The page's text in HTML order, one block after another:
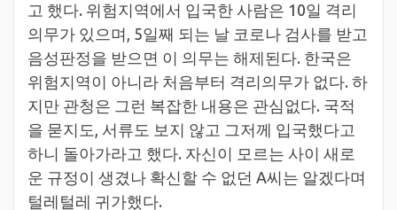
고 했다. 위험지역에서 입국한 사람은 10일 격리
의무가 있으며, 5일째 되는 날 코로나 검사를 받고
음성판정을 받으면 이 의무는 해제된다. 한국은
위험지역이 아니라 처음부터 격리의무가 없다. 하
지만 관청은 그런 복잡한 내용은 관심없다. 국적
을 묻지도, 서류도 보지 않고 그저께 입국했다고
하니 돌아가라고 했다. 자신이 모르는 사이 새로
운 규정이 생겼나 확신할 수 없던 A씨는 알겠다며
털레털레 귀가했다.